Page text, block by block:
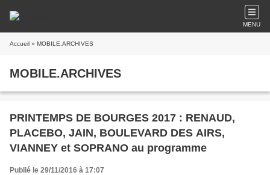
MENU
Accueil » MOBILE.ARCHIVES
MOBILE.ARCHIVES
PRINTEMPS DE BOURGES 2017 : RENAUD,
PLACEBO, JAIN, BOULEVARD DES AIRS,
VIANNEY et SOPRANO au programme
Publié le 29/11/2016 à 17:07